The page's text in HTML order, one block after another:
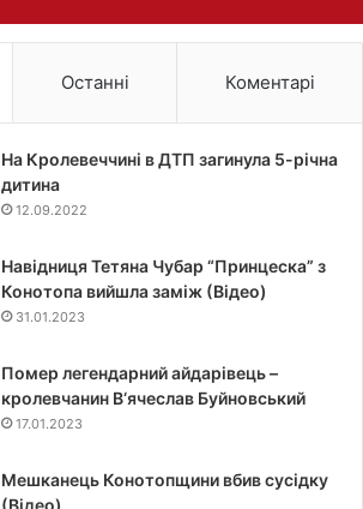
Останні Коментарі
На Кролевеччині в ДТП загинула 5-річна
дитина
12.09.2022
Навідниця Тетяна Чубар “Принцеска” з
Конотопа вийшла заміж (Відео)
31.01.2023
Помер легендарний айдарівець –
кролевчанин В‘ячеслав Буйновський
17.01.2023
Мешканець Конотопщини вбив сусідку
(Відео)